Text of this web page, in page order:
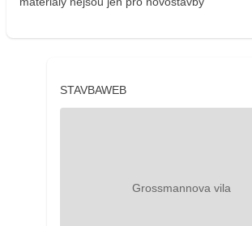
STAVBAWEB